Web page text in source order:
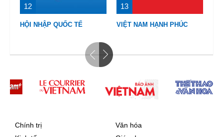
12
HỘI NHẬP QUỐC TẾ
13
VIỆT NAM HẠNH PHÚC
Chính trị
Văn hóa